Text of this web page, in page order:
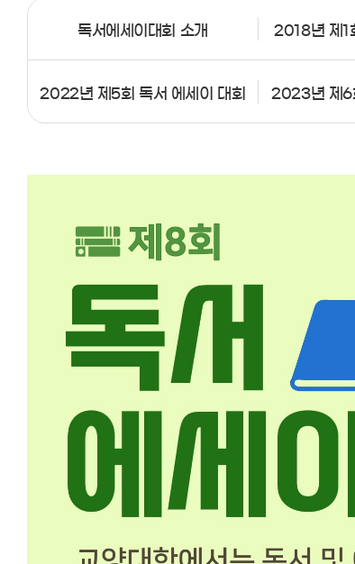
독서에세이대회 소개 2018년 제1
2022년 제5회 독서 에세이 대회 2023년 제6